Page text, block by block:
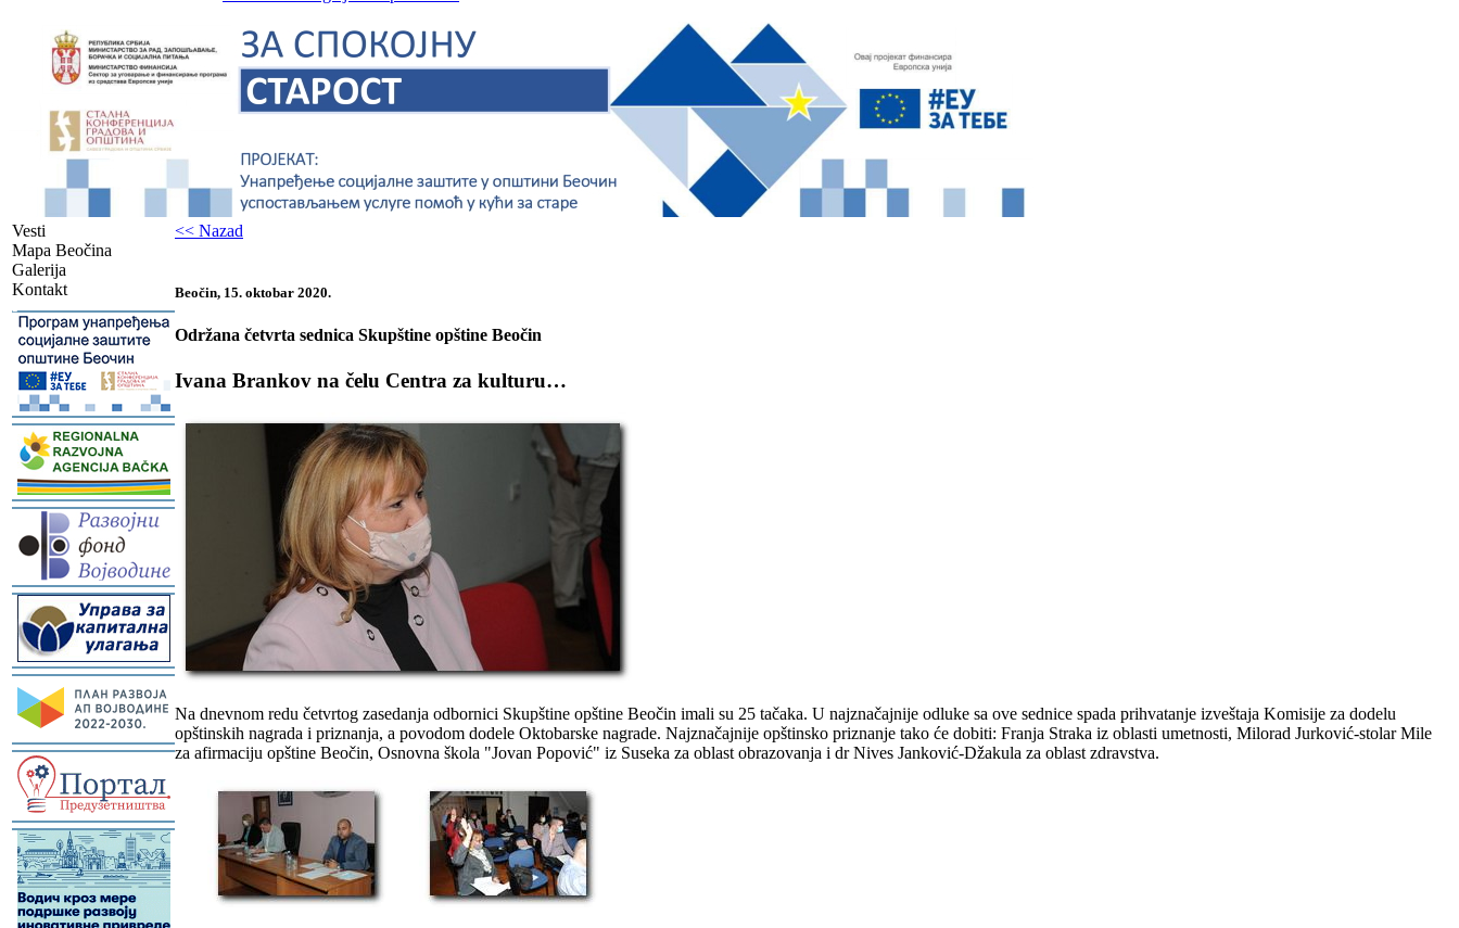
Vesti
Mapa Beočina
Galerija
Kontakt
-
-
-
-
-
-
-
<< Nazad
Beočin, 15. oktobar 2020.
Održana četvrta sednica Skupštine opštine Beočin
Ivana Brankov na čelu Centra za kulturu…
Na dnevnom redu četvrtog zasedanja odbornici Skupštine opštine Beočin imali su 25 tačaka. U najznačajnije odluke sa ove sednice spada prihvatanje izveštaja Komisije za dodelu
opštinskih nagrada i priznanja, a povodom dodele Oktobarske nagrade. Najznačajnije opštinsko priznanje tako će dobiti: Franja Straka iz oblasti umetnosti, Milorad Jurković-stolar Mile
za afirmaciju opštine Beočin, Osnovna škola "Jovan Popović" iz Suseka za oblast obrazovanja i dr Nives Janković-Džakula za oblast zdravstva.